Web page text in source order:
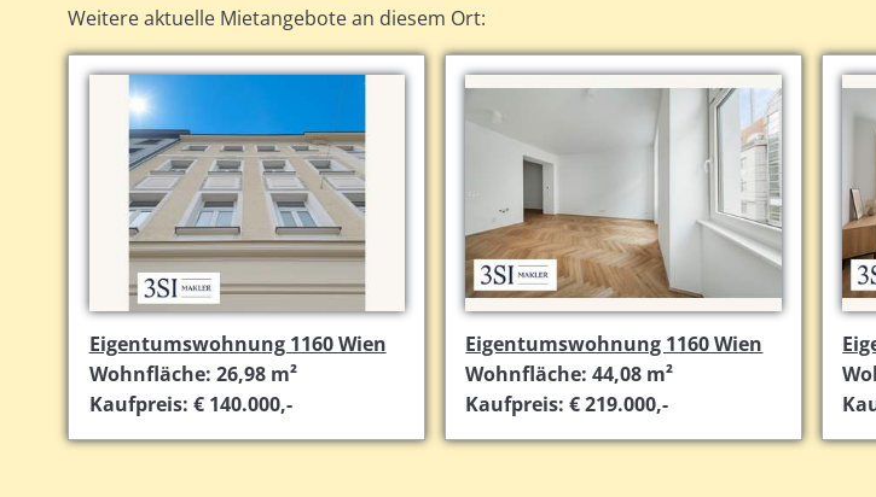
Weitere aktuelle Mietangebote an diesem Ort:
Eigentumswohnung 1160 Wien
Wohnfläche: 26,98 m²
Kaufpreis: € 140.000,-
Eigentumswohnung 1160 Wien
Wohnfläche: 44,08 m²
Kaufpreis: € 219.000,-